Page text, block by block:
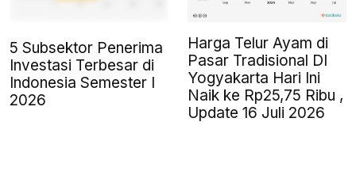
5 Subsektor Penerima
Investasi Terbesar di
Indonesia Semester I
2026
Harga Telur Ayam di
Pasar Tradisional DI
Yogyakarta Hari Ini
Naik ke Rp25,75 Ribu ,
Update 16 Juli 2026